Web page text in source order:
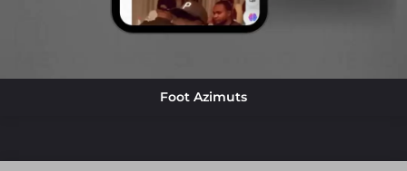
Foot Azimuts